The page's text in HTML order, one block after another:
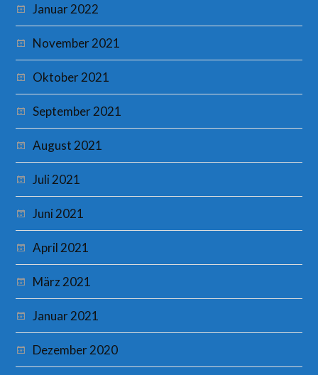
Januar 2022
November 2021
Oktober 2021
September 2021
August 2021
Juli 2021
Juni 2021
April 2021
März 2021
Januar 2021
Dezember 2020